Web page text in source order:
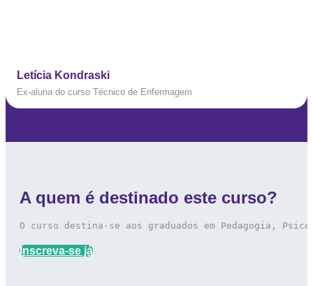
Letícia Kondraski
Ex-aluna do curso Técnico de Enfermagem
A quem é destinado este curso?
O curso destina-se aos graduados em Pedagogia,
Inscreva-se já